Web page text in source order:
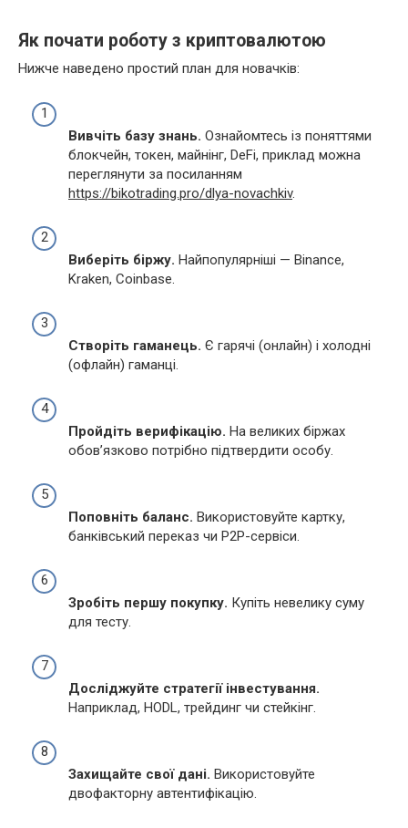
Як почати роботу з криптовалютою
Нижче наведено простий план для новачків:
Вивчіть базу знань. Ознайомтесь із поняттями
блокчейн, токен, майнінг, DeFi, приклад можна
переглянути за посиланням
https://bikotrading.pro/dlya-novachkiv.
Виберіть біржу. Найпопулярніші — Binance,
Kraken, Coinbase.
Створіть гаманець. Є гарячі (онлайн) і холодні
(офлайн) гаманці.
Пройдіть верифікацію. На великих біржах
обов’язково потрібно підтвердити особу.
Поповніть баланс. Використовуйте картку,
банківський переказ чи P2P-сервіси.
Зробіть першу покупку. Купіть невелику суму
для тесту.
Досліджуйте стратегії інвестування.
Наприклад, HODL, трейдинг чи стейкінг.
Захищайте свої дані. Використовуйте
двофакторну автентифікацію.